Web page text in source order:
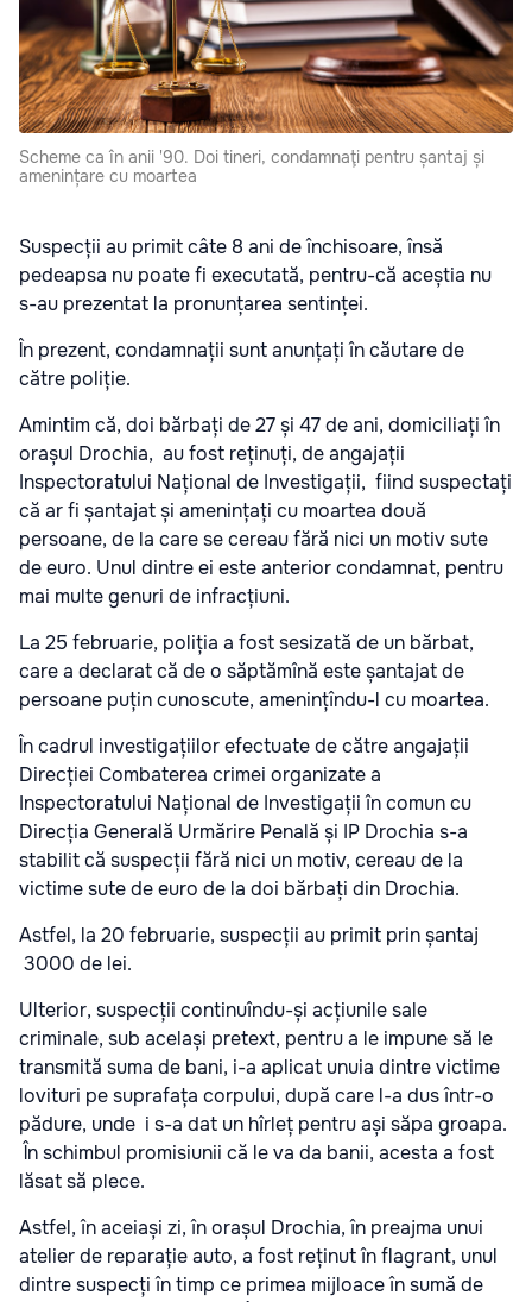
Scheme ca în anii '90. Doi tineri, condamnaţi pentru șantaj și
amenințare cu moartea
Suspecții au primit câte 8 ani de închisoare, însă
pedeapsa nu poate fi executată, pentru-că aceștia nu
s-au prezentat la pronunțarea sentinței.
În prezent, condamnații sunt anunțați în căutare de
către poliție.
Amintim că, doi bărbați de 27 și 47 de ani, domiciliați în
orașul Drochia, au fost reținuți, de angajații
Inspectoratului Național de Investigații, fiind suspectați
că ar fi șantajat și amenințați cu moartea două
persoane, de la care se cereau fără nici un motiv sute
de euro. Unul dintre ei este anterior condamnat, pentru
mai multe genuri de infracțiuni.
La 25 februarie, poliția a fost sesizată de un bărbat,
care a declarat că de o săptămînă este șantajat de
persoane puțin cunoscute, amenințîndu-l cu moartea.
În cadrul investigațiilor efectuate de către angajații
Direcției Combaterea crimei organizate a
Inspectoratului Național de Investigații în comun cu
Direcția Generală Urmărire Penală și IP Drochia s-a
stabilit că suspecții fără nici un motiv, cereau de la
victime sute de euro de la doi bărbați din Drochia.
Astfel, la 20 februarie, suspecții au primit prin șantaj
3000 de lei.
Ulterior, suspecții continuîndu-și acțiunile sale
criminale, sub același pretext, pentru a le impune să le
transmită suma de bani, i-a aplicat unuia dintre victime
lovituri pe suprafața corpului, după care l-a dus într-o
pădure, unde i s-a dat un hîrleț pentru ași săpa groapa.
În schimbul promisiunii că le va da banii, acesta a fost
lăsat să plece.
Astfel, în aceiași zi, în orașul Drochia, în preajma unui
atelier de reparație auto, a fost reținut în flagrant, unul
dintre suspecți în timp ce primea mijloace în sumă de